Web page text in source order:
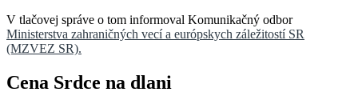
V tlačovej správe o tom informoval Komunikačný odbor
Ministerstva zahraničných vecí a európskych záležitostí SR
(MZVEZ SR).
Cena Srdce na dlani